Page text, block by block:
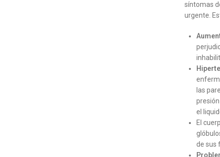
síntomas
urgente.
las
el
El
de sus